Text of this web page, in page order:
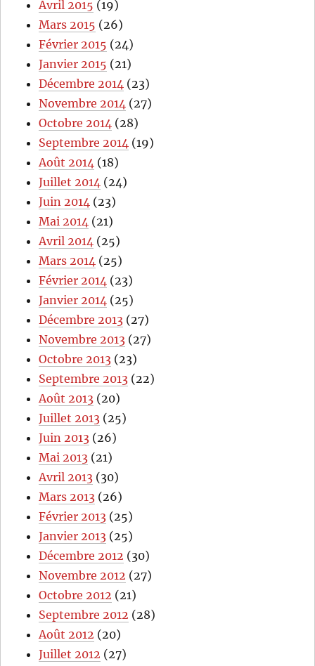
Avril 2015 (19)
Mars 2015 (26)
Février 2015 (24)
Janvier 2015 (21)
Décembre 2014 (23)
Novembre 2014 (27)
Octobre 2014 (28)
Septembre 2014 (19)
Août 2014 (18)
Juillet 2014 (24)
Juin 2014 (23)
Mai 2014 (21)
Avril 2014 (25)
Mars 2014 (25)
Février 2014 (23)
Janvier 2014 (25)
Décembre 2013 (27)
Novembre 2013 (27)
Octobre 2013 (23)
Septembre 2013 (22)
Août 2013 (20)
Juillet 2013 (25)
Juin 2013 (26)
Mai 2013 (21)
Avril 2013 (30)
Mars 2013 (26)
Février 2013 (25)
Janvier 2013 (25)
Décembre 2012 (30)
Novembre 2012 (27)
Octobre 2012 (21)
Septembre 2012 (28)
Août 2012 (20)
Juillet 2012 (27)